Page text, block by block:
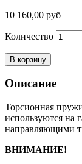
10 160,00 руб
Количество
В корзину
Описание
Торсионная
используются на
направляющими
ВНИМАНИЕ!